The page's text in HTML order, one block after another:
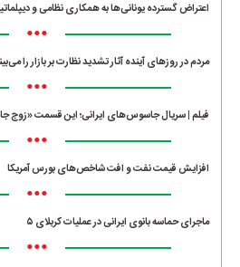
اعتراض گسترده یونانی‌ها به همکاری نظامی و
•••
مردم در روزهای آینده آثار تشدید نظارت بر بازار را
•••
فیلم | سریال جاسوس‌های ایرانی؛ این قسمت «زوج
•••
افزایش قیمت نفت و افت شاخص‌های بورس آمریکا
•••
ماجرای حماسه‌ بانوی ایرانی در عملیات کربلای ۵
•••